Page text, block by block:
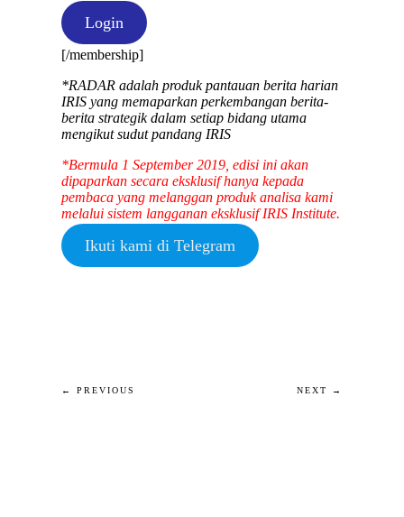
Login
[/membership]
*RADAR adalah produk pantauan berita harian
IRIS yang memaparkan perkembangan berita-
berita strategik dalam setiap bidang utama
mengikut sudut pandang IRIS
*Bermula 1 September 2019, edisi ini akan
dipaparkan secara eksklusif hanya kepada
pembaca yang melanggan produk analisa kami
melalui sistem langganan eksklusif IRIS Institute.
Ikuti kami di Telegram
← PREVIOUS NEXT →